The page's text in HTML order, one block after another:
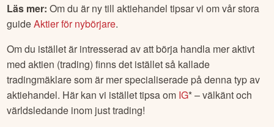
Läs mer: Om du är ny till aktiehandel tipsar vi om vår stora
guideAktier för nybörjare.
Om du istället är intresserad av att börja handla mer aktivt
med aktien (trading) finns det istället så kallade
tradingmäklare som är mer specialiserade på denna typ av
aktiehandel. Här kan vi istället tipsa om IG* – välkänt och
världsledande inom just trading!